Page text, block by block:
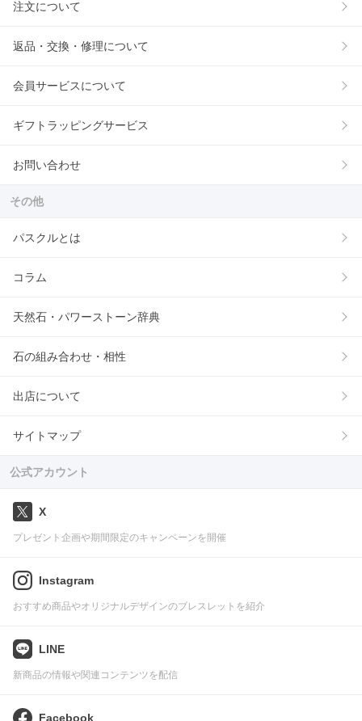
注文について
返品・交換・修理について
会員サービスについて
ギフトラッピングサービス
お問い合わせ
その他
パスクルとは
コラム
天然石・パワーストーン辞典
石の組み合わせ・相性
出店について
サイトマップ
公式アカウント
X
プレゼント企画や期間限定のキャンペーンを開催
Instagram
おすすめ商品やオリジナルデザインのブレスレットを紹介
LINE
新商品の情報や関連コンテンツを配信
Facebook